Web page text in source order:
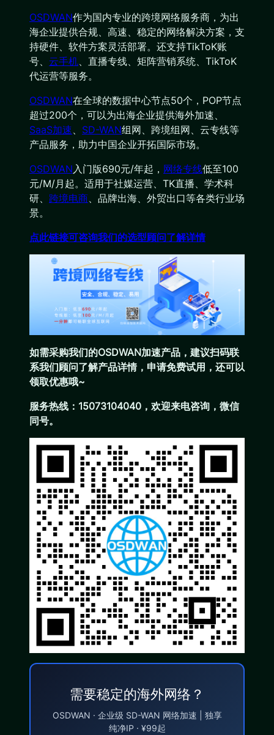
OSDWAN作为国内专业的跨境网络服务商，为出
海企业提供合规、高速、稳定的网络解决方案，支
持硬件、软件方案灵活部署。还支持TikToK账
号、 云手机、直播专线、矩阵营销系统、TikToK
代运营等服务。
OSDWAN在全球的数据中心节点50个，POP节点
超过200个，可以为出海企业提供海外加速、
SaaS加速、 SD-WAN组网、跨境组网、云专线等
产品服务，助力中国企业开拓国际市场。
OSDWAN入门版690元/年起， 网络专线低至100
元/M/月起。适用于社媒运营、TK直播、学术科
研、 跨境电商、品牌出海、外贸出口等各类行业场
景。
点此链接可咨询我们的选型顾问了解详情
如需采购我们的OSDWAN加速产品，建议扫码联
系我们顾问了解产品详情，申请免费试用，还可以
领取优惠哦~
服务热线：15073104040，欢迎来电咨询，微信
同号。
需要稳定的海外网络？
OSDWAN · 企业级 SD-WAN 网络加速 | 独享
纯净IP · ¥99起